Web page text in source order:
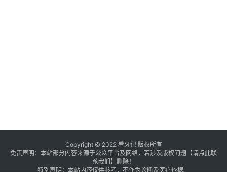
Copyright © 2022 看牙记 版权所有
免责声明：本站部分内容来源于公众平台及网络，若涉及版权问题【请点此联
系我们 】 删除！
特别声明：本站内容仅供参考，不作为诊断及医疗依据。